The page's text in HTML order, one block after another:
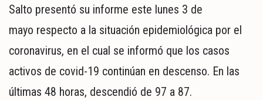
MUNDO
POLÍTICA
POLICIALES
Salto presentó su informe este lunes 3 de
mayo respecto a la situación epidemiológica por el
coronavirus, en el cual se informó que los casos
activos de covid-19 continúan en descenso. En las
últimas 48 horas, descendió de 97 a 87.